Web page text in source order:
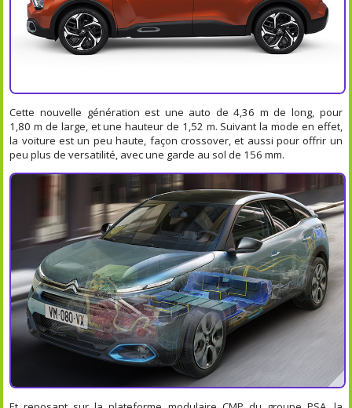
Cette nouvelle génération est une auto de 4,36 m de long, pour
1,80 m de large, et une hauteur de 1,52 m. Suivant la mode en effet,
la voiture est un peu haute, façon crossover, et aussi pour offrir un
peu plus de versatilité, avec une garde au sol de 156 mm.